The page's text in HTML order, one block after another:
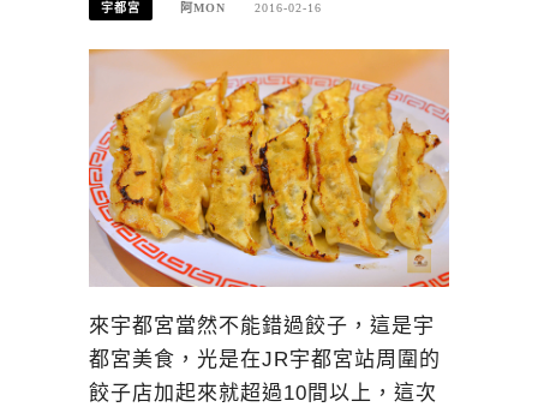
宇都宮 阿MON 2016-02-16
來宇都宮當然不能錯過餃子，這是宇
都宮美食，光是在JR宇都宮站周圍的
餃子店加起來就超過10間以上，這次